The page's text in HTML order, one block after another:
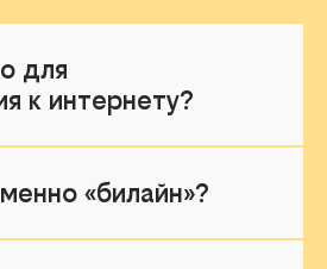
для
к интернету?
«билайн»?